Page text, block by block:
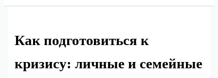
Как подготовиться к
кризису: личные и семейные